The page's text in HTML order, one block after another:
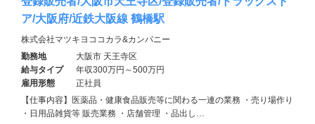
ア/大阪府/近鉄大阪線 鶴橋駅
株式会社マツキヨココカラ&カンパニー
勤務地
大阪市 天王寺区
給与タイプ
年収300万円～500万円
雇用形態
正社員
【仕事内容】医薬品・健康食品販売等に関わる一連の業務 ・売り場作り
・日用品雑貨等 販売業務 ・店舗管理 ・品出し…